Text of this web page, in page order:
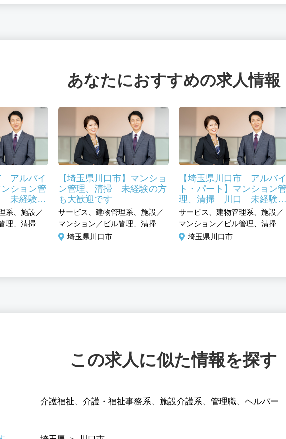
あなたにおすすめの求人情報
アルバイ
ション管
未経験の
系、施設／
理、清掃
【埼玉県川口市】マンショ
ン管理、清掃 未経験の方
も大歓迎です
サービス、建物管理系、施設／
マンション／ビル管理、清掃
埼玉県川口市
【埼玉県川口市 アルバ
ト・パート】マンション
理、清掃 川口 未経験
方も大歓迎です
サービス、建物管理系、施設／
マンション／ビル管理、清掃
埼玉県川口市
この求人に似た情報を探す
介護福祉、 介護・福祉事務系、 施設介護系、 管理職、 ヘルパー